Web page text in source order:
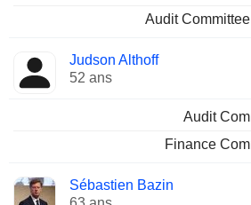
Audit
Judson Althoff
52 ans
Audit
Finance
Sébastien Bazin